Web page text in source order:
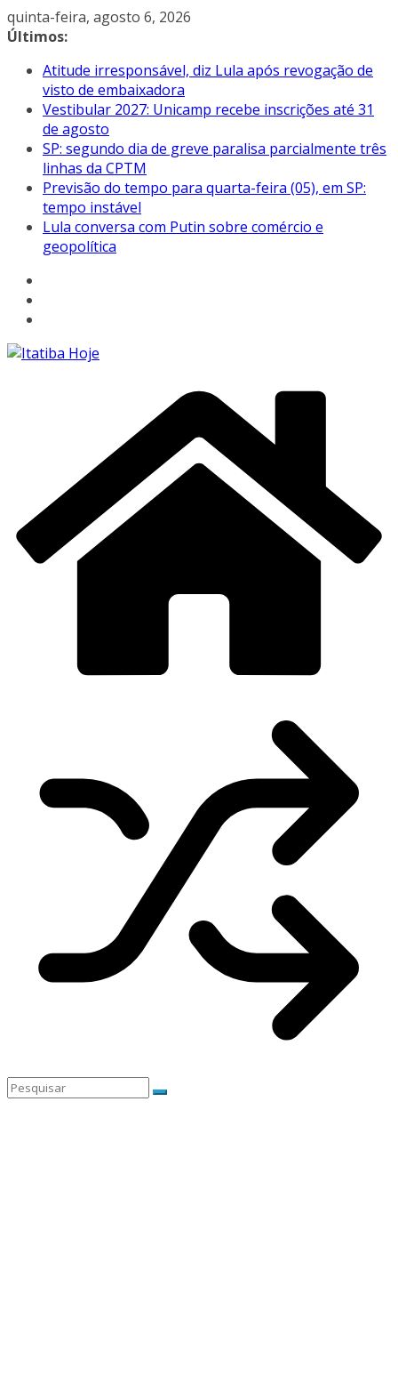
Pular
para
conteúdo
quinta-feira, agosto 6, 2026
Últimos:
Atitude irresponsável, diz Lula após revogação de
visto de embaixadora
Vestibular 2027: Unicamp recebe inscrições até 31
de agosto
SP: segundo dia de greve paralisa parcialmente três
linhas da CPTM
Previsão do tempo para quarta-feira (05), em SP:
tempo instável
Lula conversa com Putin sobre comércio e
geopolítica